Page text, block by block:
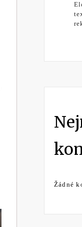
Žádné